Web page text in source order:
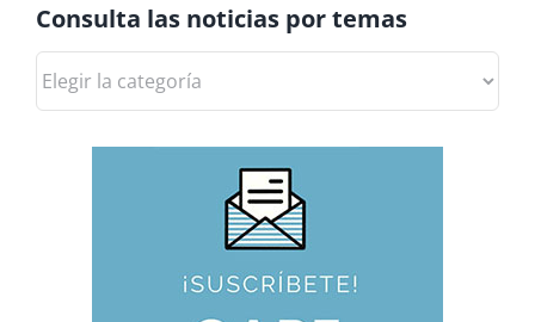
Consulta las noticias por temas
las